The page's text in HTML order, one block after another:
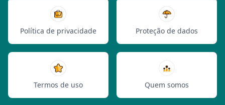
Política de privacidade Proteção de dados
Termos de uso Quem somos